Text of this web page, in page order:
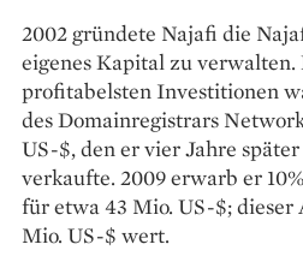
2002 gründete Najafi die
eigenes Kapital zu verwalten.
profitabelsten Investitionen
des Domainregistrars
US-$, den er vier Jahre
verkaufte. 2009 erwarb er
für etwa 43 Mio. US-$;
Mio. US-$ wert.